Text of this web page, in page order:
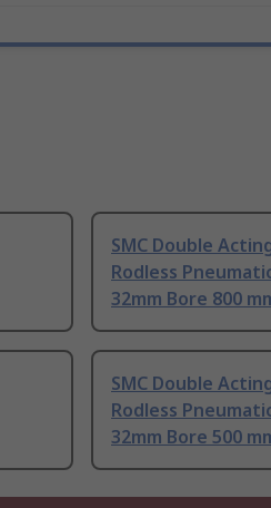
SMC Double
Rodless
32mm Bore 800
SMC Double
Rodless
32mm Bore 500